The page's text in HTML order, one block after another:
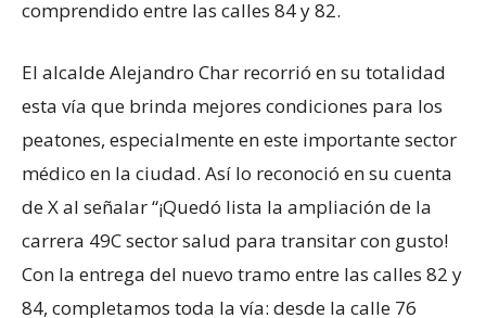
comprendido entre las calles 84 y 82.
El alcalde Alejandro Char recorrió en su totalidad
esta vía que brinda mejores condiciones para los
peatones, especialmente en este importante sector
médico en la ciudad. Así lo reconoció en su cuenta
de X al señalar “¡Quedó lista la ampliación de la
carrera 49C sector salud para transitar con gusto!
Con la entrega del nuevo tramo entre las calles 82 y
84, completamos toda la vía: desde la calle 76